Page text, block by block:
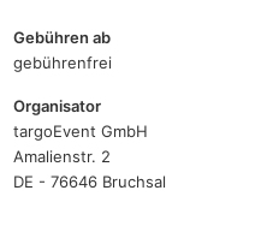
Gebühren ab
gebührenfrei
Organisator
targoEvent GmbH
Amalienstr. 2
DE - 76646 Bruchsal